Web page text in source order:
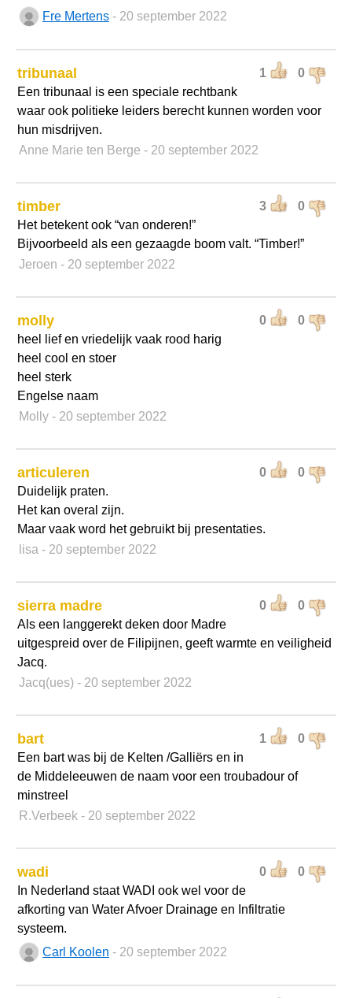
Fre Mertens - 20 september 2022
1 0
tribunaal
Een tribunaal is een speciale rechtbank
waar ook politieke leiders berecht kunnen worden voor
hun misdrijven.
Anne Marie ten Berge - 20 september 2022
3 0
timber
Het betekent ook “van onderen!”
Bijvoorbeeld als een gezaagde boom valt. “Timber!”
Jeroen - 20 september 2022
0 0
molly
heel lief en vriedelijk vaak rood harig
heel cool en stoer
heel sterk
Engelse naam
Molly - 20 september 2022
0 0
articuleren
Duidelijk praten.
Het kan overal zijn.
Maar vaak word het gebruikt bij presentaties.
lisa - 20 september 2022
0 0
sierra madre
Als een langgerekt deken door Madre
uitgespreid over de Filipijnen, geeft warmte en veiligheid
Jacq.
Jacq(ues) - 20 september 2022
1 0
bart
Een bart was bij de Kelten /Galliërs en in
de Middeleeuwen de naam voor een troubadour of
minstreel
R.Verbeek - 20 september 2022
0 0
wadi
In Nederland staat WADI ook wel voor de
afkorting van Water Afvoer Drainage en Infiltratie
systeem.
Carl Koolen - 20 september 2022